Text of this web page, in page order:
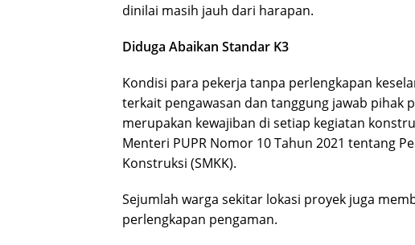
dinilai masih jauh dari harapan.
Diduga Abaikan Standar K3
Kondisi para pekerja tanpa perlengkapan
terkait pengawasan dan tanggung jawab pihak
merupakan kewajiban di setiap kegiatan
Menteri PUPR Nomor 10 Tahun 2021 tentang
Konstruksi (SMKK).
Sejumlah warga sekitar lokasi proyek juga
perlengkapan pengaman.